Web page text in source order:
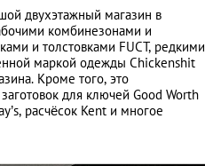
двухэтажный магазин в
комбинезонами и
и толстовками FUCT, редкими
маркой одежды Chickenshit
Кроме того, это
для ключей Good Worth
расчёсок Kent и многое